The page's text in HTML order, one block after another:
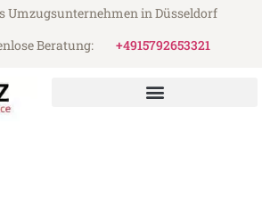
Umzugsunternehmen in Düsseldorf
Beratung:
+4915792653321